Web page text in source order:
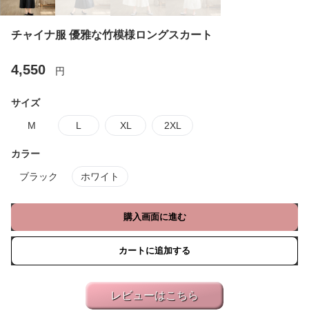
チャイナ服 優雅な竹模様ロングスカート
4,550 円
サイズ
M L XL 2XL
カラー
ブラック ホワイト
購入画面に進む
カートに追加する
レビューはこちら